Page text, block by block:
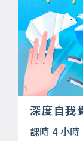
深度自我
課時 4 小時